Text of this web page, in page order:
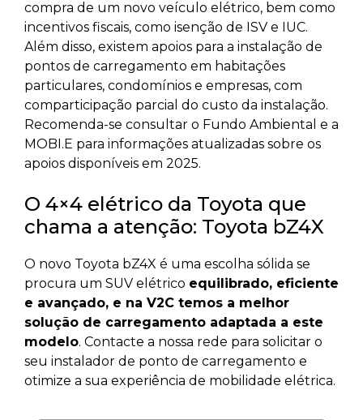
compra de um novo veículo elétrico, bem como
incentivos fiscais, como isenção de ISV e IUC.
Além disso, existem apoios para a instalação de
pontos de carregamento em habitações
particulares, condomínios e empresas, com
comparticipação parcial do custo da instalação.
Recomenda-se consultar o Fundo Ambiental e a
MOBI.E para informações atualizadas sobre os
apoios disponíveis em 2025.
O 4×4 elétrico da Toyota que
chama a atenção: Toyota bZ4X
O novo Toyota bZ4X é uma escolha sólida se
procura um SUV elétrico equilibrado, eficiente
e avançado, e na V2C temos a melhor
solução de carregamento adaptada a este
modelo. Contacte a nossa rede para solicitar o
seu instalador de ponto de carregamento e
otimize a sua experiência de mobilidade elétrica.